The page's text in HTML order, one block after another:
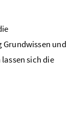
Grundwissen und
sich die